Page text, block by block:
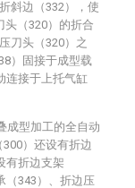
斜边（332），使
头（320）的折合
刀头（320）之
）固接于成型载
连接于上托气缸
成型加工的全自动
）还设有折边
有折边支架
（343）、折边压